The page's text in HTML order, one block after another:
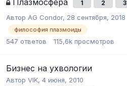
1 2 3
Автор AG Condor, 28 сентября, 2018
философия плазмоиды
547 ответов 115,6k просмотров
Бизнес на ухвологии
Автор VIK, 4 июня, 2010